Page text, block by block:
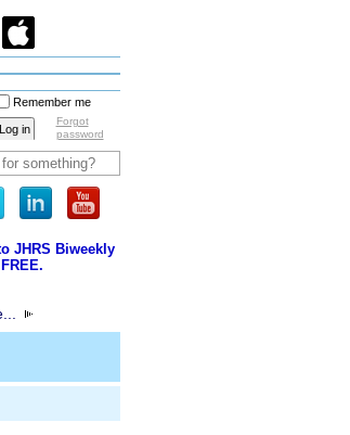
Remember me
Forgot
password
JHRS Biweekly